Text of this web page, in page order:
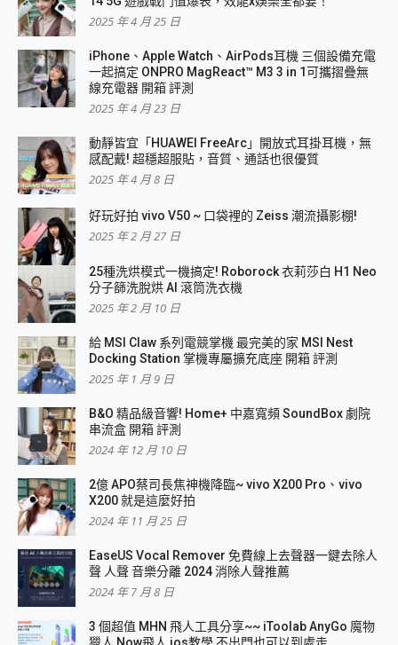
2025 年 4 月 25 日
iPhone、Apple Watch、AirPods耳機 三個設備充電
一起搞定 ONPRO MagReact™ M3 3 in 1可攜摺疊無
線充電器 開箱 評測
2025 年 4 月 23 日
動靜皆宜「HUAWEI FreeArc」開放式耳掛耳機，無
感配戴! 超穩超服貼，音質、通話也很優質
2025 年 4 月 8 日
好玩好拍 vivo V50 ~ 口袋裡的 Zeiss 潮流攝影棚!
2025 年 2 月 27 日
25種洗烘模式一機搞定! Roborock 衣莉莎白 H1 Neo
分子篩洗脫烘 AI 滾筒洗衣機
2025 年 2 月 10 日
給 MSI Claw 系列電競掌機 最完美的家 MSI Nest
Docking Station 掌機專屬擴充底座 開箱 評測
2025 年 1 月 9 日
B&O 精品級音響! Home+ 中嘉寬頻 SoundBox 劇院
串流盒 開箱 評測
2024 年 12 月 10 日
2億 APO蔡司長焦神機降臨~ vivo X200 Pro、vivo
X200 就是這麼好拍
2024 年 11 月 25 日
EaseUS Vocal Remover 免費線上去聲器一鍵去除人
聲 人聲 音樂分離 2024 消除人聲推薦
2024 年 7 月 8 日
3 個超值 MHN 飛人工具分享~~ iToolab AnyGo 魔物